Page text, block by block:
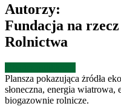
Autorzy:
Fundacja na
Rolnictwa
Plansza pokazująca żródła
słoneczna, energia
biogazownie rolnicze.